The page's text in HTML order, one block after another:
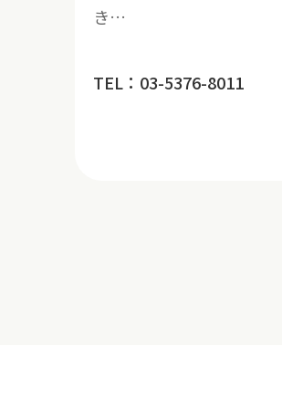
き…
TEL：03-5376-8011